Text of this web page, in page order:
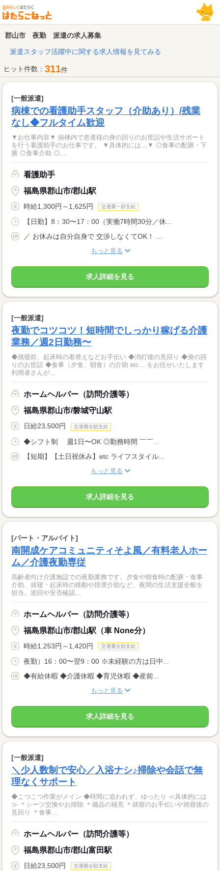
郡山市 夜勤 派遣の求人募集
派遣スタッフ活躍中に関する求人情報を見てみる
ヒット件数： 311件
[一般派遣]
病棟での看護助手スタッフ（介助あり）/残業
なし◆フルタイム歓迎
▼お仕事内容▼ 病棟内で患者様の身の回りのお世話や生活サポート
を行う看護助手のお仕事です。 ▼具体的には…▼ ◎食事の配膳・下
膳 ◎食事介助 ◎...
看護助手
福島県郡山市/郡山駅
時給1,300円～1,625円 交通費一部支給
【日勤】8：30〜17：00（実働7時間30分／休...
／ お休みは自分自身で 交渉しなくてOK！ ...
もっと見る
求人詳細を見る
[一般派遣]
夜勤でコツコツ！短時間でしっかり稼げる介護
業務／週2日勤務〜
◆就寝前、起床時の着替えなどお手伝い ◆消灯後の見回り ◆身の回
りのお世話 ◆食事（夕食、朝食）の介助 etc... をお任せいたします
利用者さんが...
ホームヘルパー（訪問介護等）
福島県郡山市/磐城守山駅
日給23,500円 交通費全額支給
◆シフト制 週1日〜OK ◎勤務時間 ￣￣...
【短期】【土日祝休み】etc ライフスタイル...
もっと見る
求人詳細を見る
[パート・アルバイト]
南開成ケアコミュニティそよ風／有料老人ホー
ム／介護夜勤専従
高齢者向け介護施設での夜勤業務です。夕食や朝食時の配膳・食事
介助、就寝・起床時の移動や排泄介助など、夜間の生活支援全般を
担当。巡回や安否確認...
ホームヘルパー（訪問介護等）
福島県郡山市/郡山駅（車 None分）
時給1,253円～1,420円 交通費全額支給
夜勤）16：00〜翌9：00 ※未経験の方は日中...
◆有給休暇 ◆介護休暇 ◆育児休暇 ◆産前...
もっと見る
求人詳細を見る
[一般派遣]
＼少人数制で安心／入浴ナシ♪掃除や会話で無
理なくサポート
◆こつこつ作業がメイン ◆時間に追われず、ゆったり ≪具体的には
≫ ＊シーツ交換やお掃除 ＊備品の補充 ＊就寝のお手伝いや就寝後の
見回り ＊食事...
ホームヘルパー（訪問介護等）
福島県郡山市/郡山富田駅
日給23,500円 交通費全額支給